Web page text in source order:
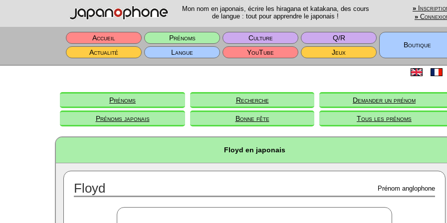
Mon nom en japonais, écrire les hiragana et katakana, des cours
de langue : tout pour apprendre le japonais !
»
»
Accueil Prénoms Culture
Q/R
Boutique
Actualité
Langue YouTube Jeux
Prénoms Recherche Demander un prénom
Prénoms japonais Bonne fête Tous les prénoms
Floyd en japonais
Floyd Prénom anglophone